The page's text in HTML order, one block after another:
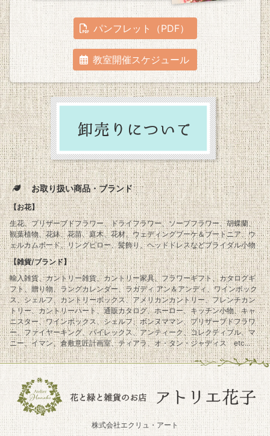
パンフレット（PDF）
教室開催スケジュール
お取り扱い商品・ブランド
【お花】
生花、プリザーブドフラワー、ドライフラワー、ソープフラワー、胡蝶蘭、
観葉植物、花鉢、花苗、庭木、花材、ウェディングブーケ＆ブートニア、ウ
ェルカムボード、リングピロー、髪飾り、ヘッドドレスなどブライダル小物
【雑貨/ブランド】
輸入雑貨、カントリー雑貨、カントリー家具、フラワーギフト、カタログギ
フト、贈り物、ラングカレンダー、ラガディ アン＆アンディ、ワインボック
ス、シェルフ、カントリーボックス、アメリカンカントリー、フレンチカン
トリー、カントリーハート、通販カタログ、ホーロー、キッチン小物、キャ
ニスター、ワインボックス、シェルフ、ボンヌママン、プリザーブドフラワ
ー、ファイヤーキング、パイレックス、アンティーク、コレクティブル、マ
ニー、イマン、倉敷意匠計画室、ティアラ、オ・タン・ジャディス etc...
株式会社エクリュ・アート